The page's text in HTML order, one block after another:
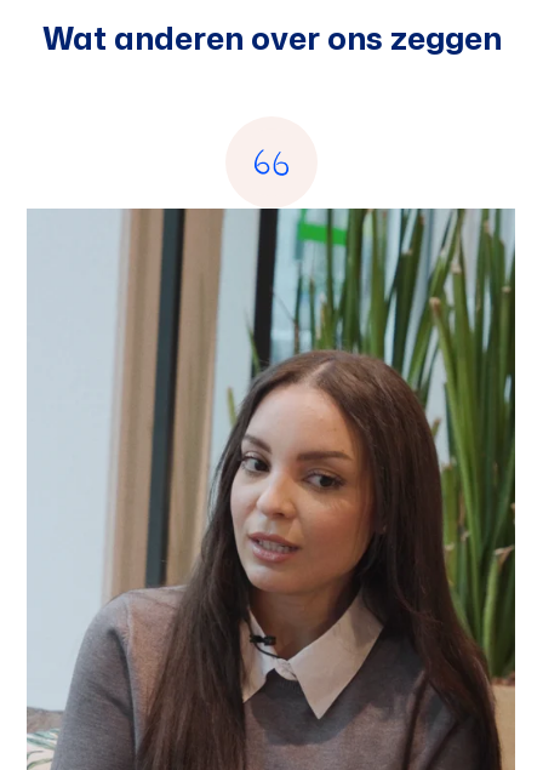
Wat anderen over ons zeggen